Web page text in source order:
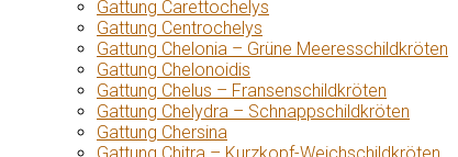
Gattung Carettochelys
Gattung Centrochelys
Gattung Chelonia – Grüne Meeresschildkröten
Gattung Chelonoidis
Gattung Chelus – Fransenschildkröten
Gattung Chelydra – Schnappschildkröten
Gattung Chersina